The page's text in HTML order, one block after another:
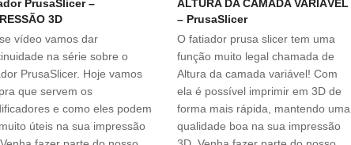
PrusaSlicer –
3D
vídeo vamos dar
na série sobre o
PrusaSlicer. Hoje vamos
que servem os
e como eles podem
úteis na sua impressão
ALTURA DA CAMADA VARIÁVEL
– PrusaSlicer
O fatiador prusa slicer tem uma
função muito legal chamada de
Altura da camada variável! Com
ela é possível imprimir em 3D de
forma mais rápida, mantendo uma
qualidade boa na sua impressão